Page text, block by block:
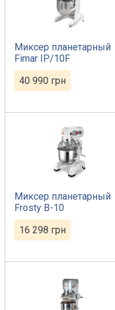
Миксер планетарный
Fimar IP/10F
40 990 грн
Миксер планетарный
Frosty B-10
16 298 грн